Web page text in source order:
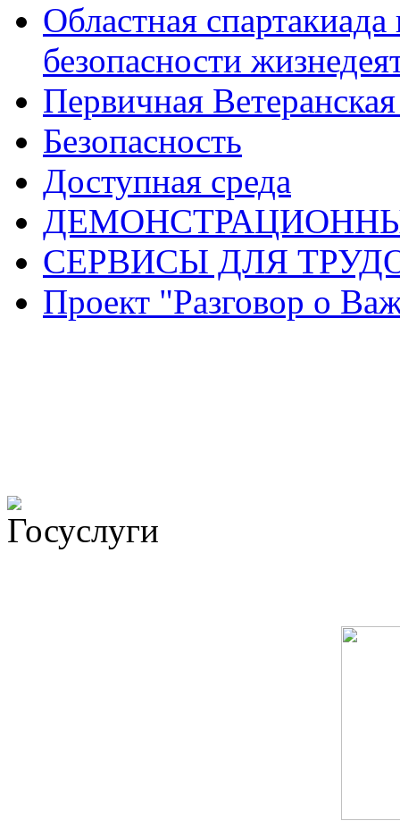
Областная
безопасности
Первичная
Безопасность
Доступная среда
СЕРВИСЫ ДЛЯ
Проект "Разговор о